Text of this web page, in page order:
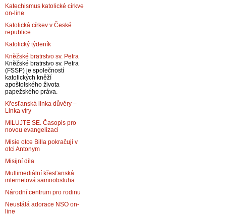
Katechismus katolické církve
on-line
Katolická církev v České
republice
Katolický týdeník
Kněžské bratrstvo sv. Petra
Kněžské bratrstvo sv. Petra
(FSSP) je společností
katolických kněží
apoštolského života
papežského práva.
Křesťanská linka důvěry –
Linka víry
MILUJTE SE. Časopis pro
novou evangelizaci
Misie otce Billa pokračují v
otci Antonym
Misijní díla
Multimediální křesťanská
internetová samoobsluha
Národní centrum pro rodinu
Neustálá adorace NSO on-
line